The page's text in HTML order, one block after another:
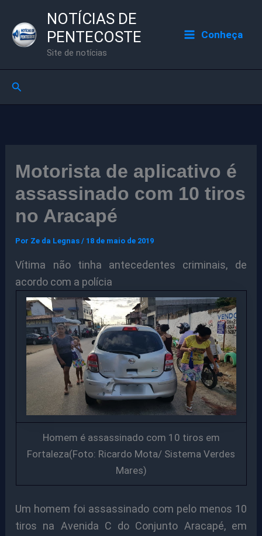
para
NOTÍCIAS DE
PENTECOSTE
Site de notícias
Conheça
Pesquisar
Motorista de aplicativo é
assassinado com 10 tiros
no Aracapé
Por Ze da Legnas/ 18 de maio de 2019
Vítima não tinha antecedentes criminais, de
acordo com a polícia
Homem é assassinado com 10 tiros em
Fortaleza(Foto: Ricardo Mota/ Sistema Verdes
Mares)
Um homem foi assassinado com pelo menos 10
tiros na Avenida C do Conjunto Aracapé, em